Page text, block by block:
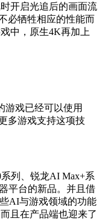
开启光追后的画面流
必牺牲相应的性能而
中，原生4K再加上
游戏已经可以使用
多游戏支持这项技
列、锐龙AI Max+系
平台的新品。并且借
AI与游戏领域的功能
且在产品端也迎来了